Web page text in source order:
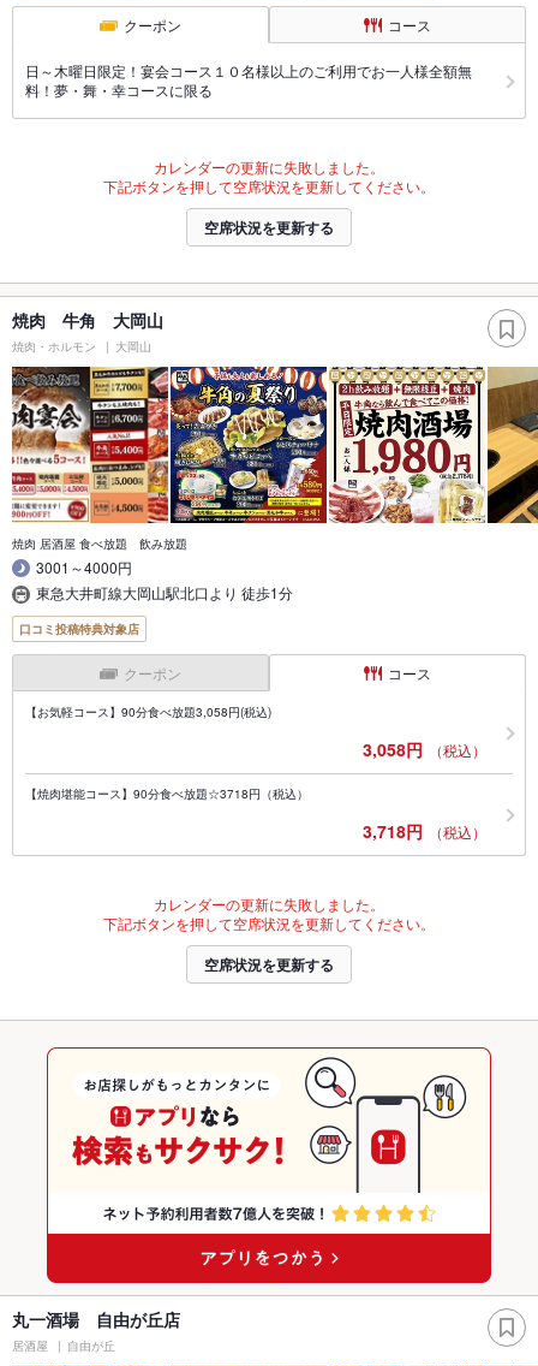
クーポン コース
日～木曜日限定！宴会コース１０名様以上のご利用でお一人様全額無
料！夢・舞・幸コースに限る
カレンダーの更新に失敗しました。
下記ボタンを押して空席状況を更新してください。
空席状況を更新する
焼肉 牛角 大岡山
焼肉・ホルモン 大岡山
焼肉 居酒屋 食べ放題 飲み放題
3001～4000円
東急大井町線大岡山駅北口より 徒歩1分
口コミ投稿特典対象店
クーポン コース
【お気軽コース】90分食べ放題3,058円(税込)
3,058円 （税込）
【焼肉堪能コース】90分食べ放題☆3718円（税込）
3,718円 （税込）
カレンダーの更新に失敗しました。
下記ボタンを押して空席状況を更新してください。
空席状況を更新する
丸一酒場 自由が丘店
居酒屋 自由が丘